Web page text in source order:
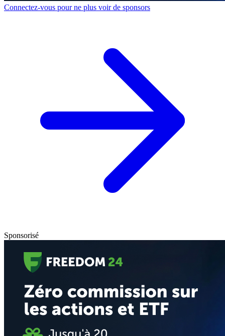
Connectez-vous pour ne plus voir de sponsors
Sponsorisé